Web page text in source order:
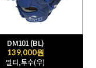
DM101 (BL)
139,000원
멀티,투수(우)